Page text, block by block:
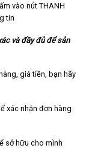
vào nút THANH
tin
và đầy đủ để sản
giá tiền, bạn hãy
xác nhận đơn hàng
sở hữu cho mình